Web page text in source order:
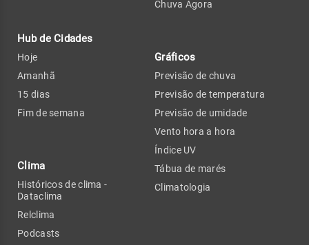
Hub de Cidades
Hoje
Amanhã
15 dias
Fim de semana
Clima
Históricos de clima -
Dataclima
Relclima
Podcasts
Chuva Agora
Gráficos
Previsão de chuva
Previsão de temperatura
Previsão de umidade
Vento hora a hora
Índice UV
Tábua de marés
Climatologia